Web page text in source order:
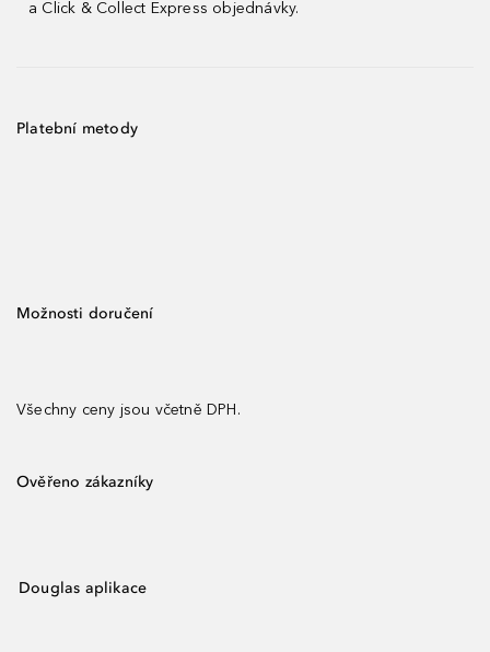
a Click & Collect Express objednávky.
Platební metody
Možnosti doručení
Všechny ceny jsou včetně DPH.
Ověřeno zákazníky
Douglas aplikace